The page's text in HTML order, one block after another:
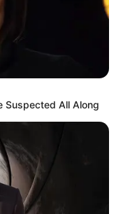
des Stücks
1 Pfennig
Suspected All Along